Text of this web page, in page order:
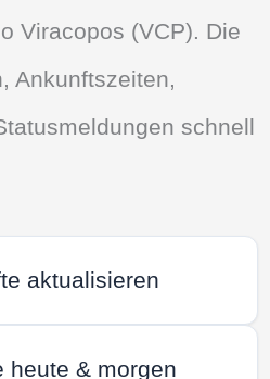
Viracopos (VCP). Die
Ankunftszeiten,
schnell
aktualisieren
heute & morgen